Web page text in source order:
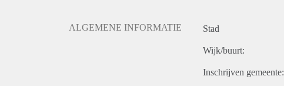
ALGEMENE INFORMATIE Stad
Wijk/buurt:
Inschrijven gemeente: